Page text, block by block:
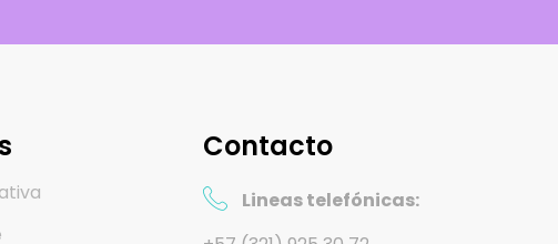
Contacto
Lineas telefónicas: